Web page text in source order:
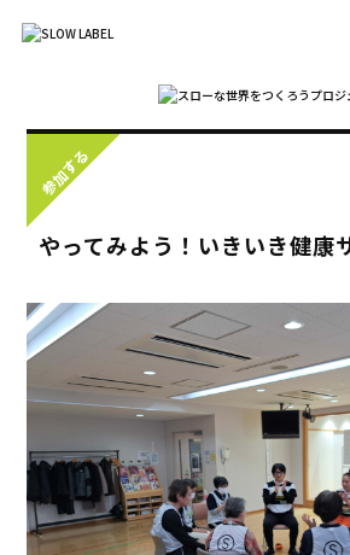
やってみよう！いきいき健康
参加する